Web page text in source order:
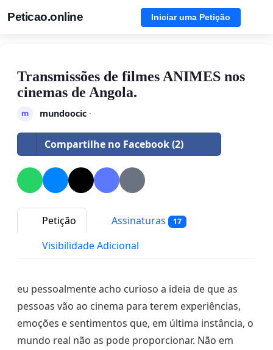
Peticao.online Iniciar uma Petição
Transmissões de filmes ANIMES nos
cinemas de Angola.
m mundoocic·
Compartilhe no Facebook (2)
Petição Assinaturas 17
Visibilidade Adicional
eu pessoalmente acho curioso a ideia de que as
pessoas vão ao cinema para terem experiências,
emoções e sentimentos que, em última instância, o
mundo real não as pode proporcionar. Não em